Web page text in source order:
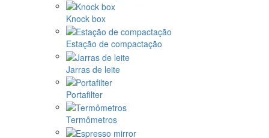
Knock box
Estação de compactação
Jarras de leite
Portafilter
Termômetros